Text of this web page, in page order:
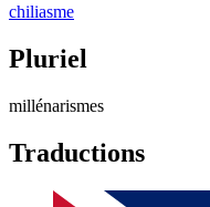
chiliasme
Pluriel
millénarismes
Traductions